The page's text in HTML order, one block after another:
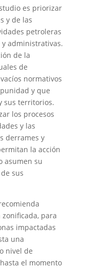
es priorizar
y de las
petroleras
administrativas.
de la
de
normativos
y que
sus territorios.
los procesos
y las
derrames y
la acción
asumen su
sus
para
impactadas
una
nivel de
el momento